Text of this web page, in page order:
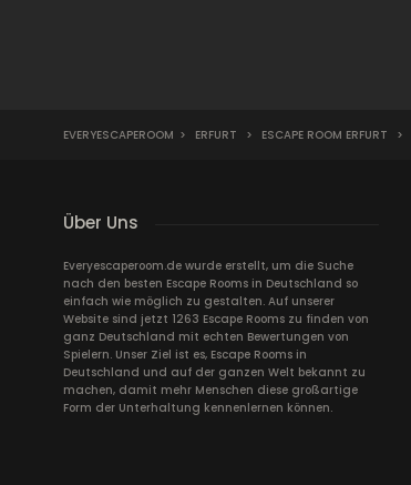
EVERYESCAPEROOM > ERFURT > ESCAPE ROOM ERFURT >
Über Uns
Everyescaperoom.de wurde erstellt, um die Suche
nach den besten Escape Rooms in Deutschland so
einfach wie möglich zu gestalten. Auf unserer
Website sind jetzt 1263 Escape Rooms zu finden von
ganz Deutschland mit echten Bewertungen von
Spielern. Unser Ziel ist es, Escape Rooms in
Deutschland und auf der ganzen Welt bekannt zu
machen, damit mehr Menschen diese großartige
Form der Unterhaltung kennenlernen können.